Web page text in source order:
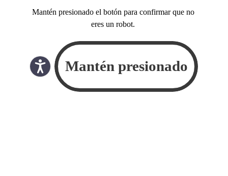
Mantén presionado el botón para confirmar que no
eres un robot.